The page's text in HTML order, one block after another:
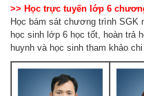
>> Học trực tuyến lớp 6
Học bám sát chương trình SGK
học sinh lớp 6 học tốt, hoàn trả
huynh và học sinh tham khảo